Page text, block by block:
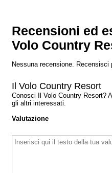
Recensioni ed
Volo Country
Nessuna recensione. Recensisci
Il Volo Country Resort
Conosci Il Volo Country Resort?
gli altri interessati.
Valutazione